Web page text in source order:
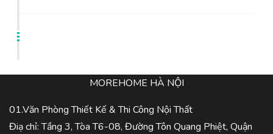
MOREHOME HÀ NỘI
01.Văn Phòng Thiết Kế & Thi Công Nội Thất
Điạ chỉ: Tầng 3, Tòa T6-08, Đường Tôn Quang Phiệt, Quận